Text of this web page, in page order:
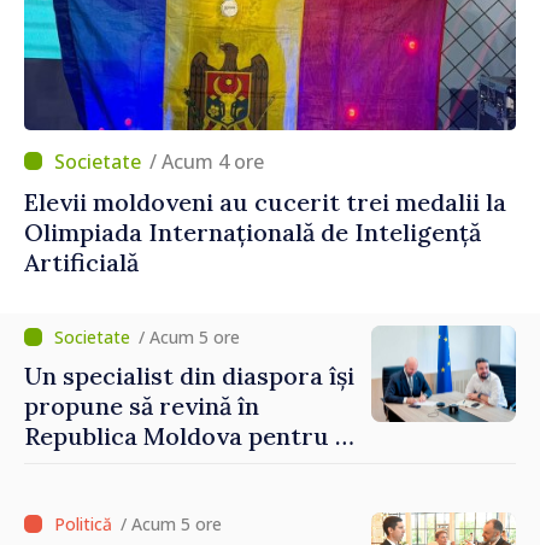
/ Acum 4 ore
Elevii moldoveni au cucerit trei medalii la
Olimpiada Internațională de Inteligență
Artificială
/ Acum 5 ore
Un specialist din diaspora își
propune să revină în
Republica Moldova pentru a
/ Acum 5 ore